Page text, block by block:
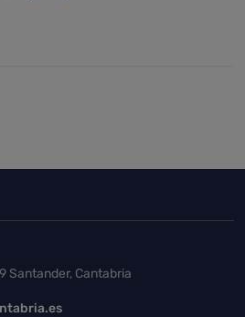
página
Santander, Cantabria